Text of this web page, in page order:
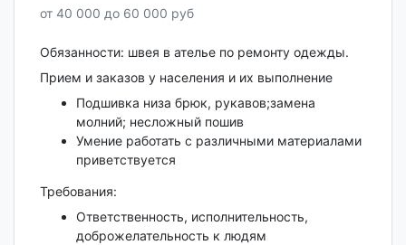
от 40 000 до 60 000 руб
Обязанности: швея в ателье по ремонту одежды.
Прием и заказов у населения и их выполнение
Подшивка низа брюк, рукавов;замена
молний; несложный пошив
Умение работать с различными материалами
приветствуется
Требования:
Ответственность, исполнительность,
доброжелательность к людям